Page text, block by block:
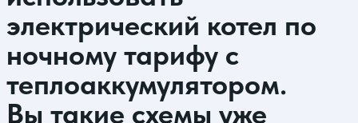
электрический котел по
ночному тарифу с
теплоаккумулятором.
Вы такие схемы уже